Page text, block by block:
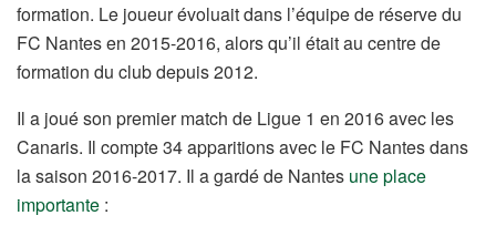
formation. Le joueur évoluait dans l’équipe de réserve du
FC Nantes en 2015-2016, alors qu’il était au centre de
formation du club depuis 2012.
Il a joué son premier match de Ligue 1 en 2016 avec les
Canaris. Il compte 34 apparitions avec le FC Nantes dans
la saison 2016-2017. Il a gardé de Nantes une place
importante :